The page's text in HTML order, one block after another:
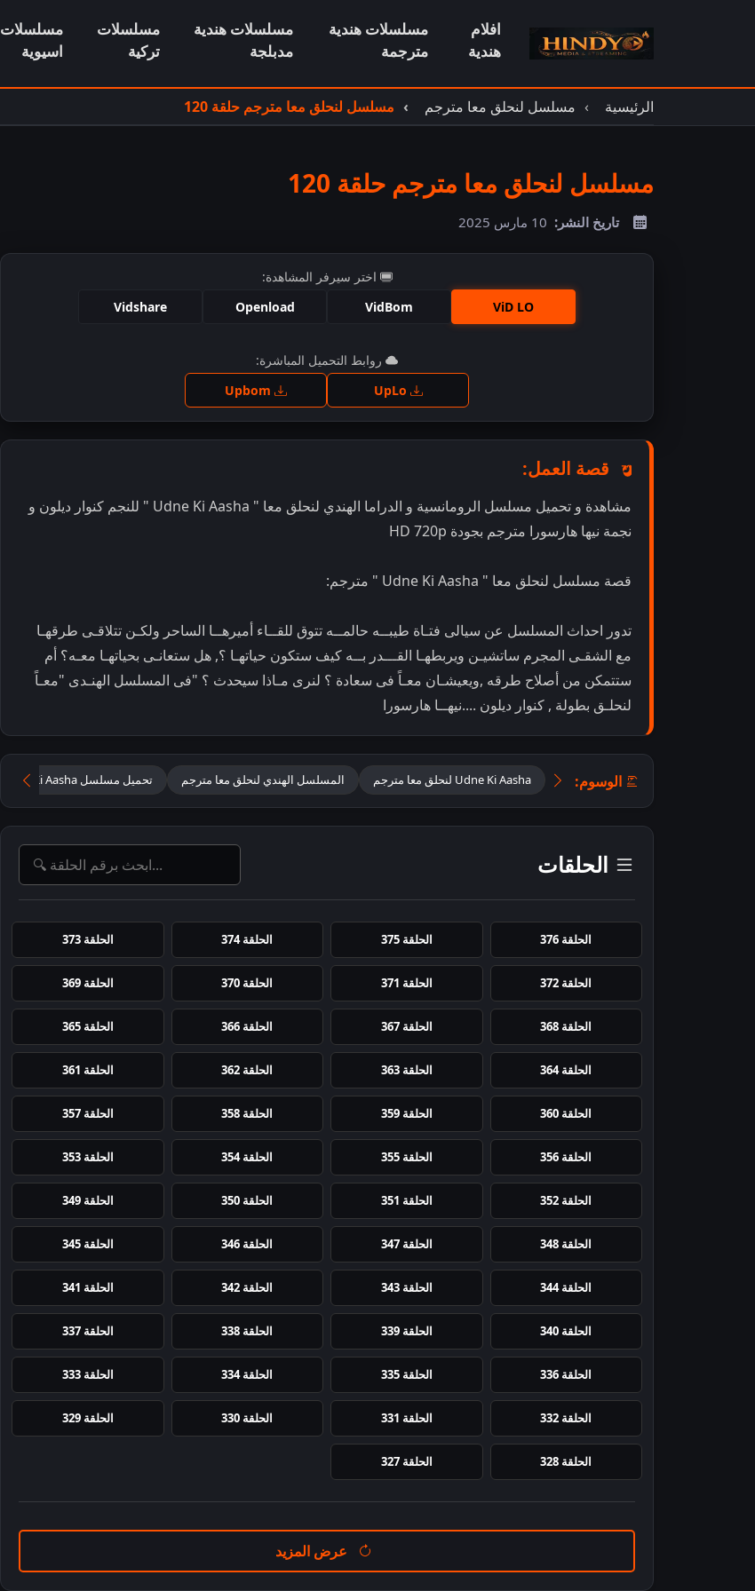
افلام
هندية
مسلسلات هندية
مترجمة
مسلسلات هندية
مدبلجة
مسلسلات
تركية
مسلسلات
اسيوية
الرئيسية مسلسل لنحلق معا مترجم مسلسل لنحلق معا مترجم حلقة 120
مسلسل لنحلق معا مترجم حلقة 120
تاريخ النشر: 10 مارس 2025
اختر سيرفر المشاهدة:
ViD LO
VidBom
Openload
Vidshare
اضغط للمشاهدة
روابط التحميل المباشرة:
قصة العمل:
مشاهدة و تحميل مسلسل الرومانسية و الدراما الهندي لنحلق معا " Udne Ki Aasha " للنجم كنوار ديلون و
نجمة نيها هارسورا مترجم بجودة HD 720p
قصة مسلسل لنحلق معا " Udne Ki Aasha " مترجم:
تدور احداث المسلسل عن سيالى فتـاة طيبــه حالمــه تتوق للقــاء أميرهــا الساحر ولكـن تتلاقـى طرقهـا
مع الشقـى المجرم ساتشيـن ويربطهـا القـــدر بــه كيف ستكون حياتهـا ؟, هل ستعانـى بحياتهـا معـه؟ أم
ستتمكن من أصلاح طرقه ,ويعيشـان معـاً فى سعادة ؟ لنرى مـاذا سيحدث ؟ "فى المسلسل الهنـدى "معـاً
لنحلـق بطولة , كنوار ديلون ....نيهــا هارسورا
الوسوم: Udne Ki Aasha لنحلق معا مترجم المسلسل الهندي لنحلق معا مترجم تحميل مسلسل Udne Ki Aasha مترجم
الحلقات
الحلقة 376 الحلقة 375 الحلقة 374 الحلقة 373
الحلقة 372 الحلقة 371 الحلقة 370 الحلقة 369
الحلقة 368 الحلقة 367 الحلقة 366 الحلقة 365
الحلقة 364 الحلقة 363 الحلقة 362 الحلقة 361
الحلقة 360 الحلقة 359 الحلقة 358 الحلقة 357
الحلقة 356 الحلقة 355 الحلقة 354 الحلقة 353
الحلقة 352 الحلقة 351 الحلقة 350 الحلقة 349
الحلقة 348 الحلقة 347 الحلقة 346 الحلقة 345
الحلقة 344 الحلقة 343 الحلقة 342 الحلقة 341
الحلقة 340 الحلقة 339 الحلقة 338 الحلقة 337
الحلقة 336 الحلقة 335 الحلقة 334 الحلقة 333
الحلقة 332 الحلقة 331 الحلقة 330 الحلقة 329
الحلقة 328 الحلقة 327
عرض المزيد